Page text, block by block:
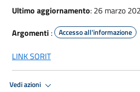
Ultimo aggiornamento: 26 marzo
Argomenti : Accesso all'informazione
LINK SORIT
Vedi azioni